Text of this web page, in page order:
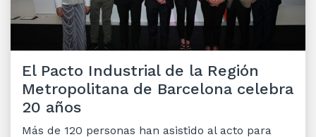
El Pacto Industrial de la Región
Metropolitana de Barcelona celebra
20 años
Más de 120 personas han asistido al acto para